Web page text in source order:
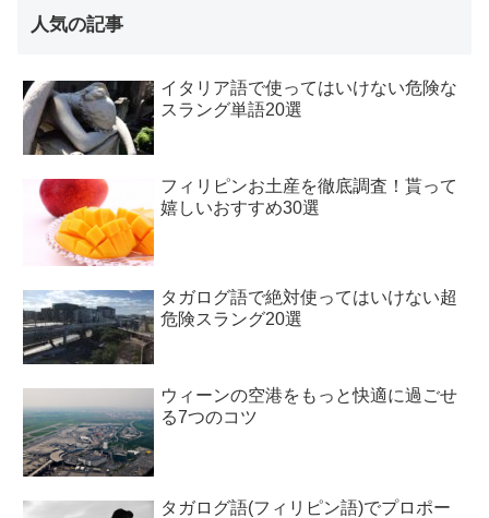
人気の記事
イタリア語で使ってはいけない危険な
スラング単語20選
フィリピンお土産を徹底調査！貰って
嬉しいおすすめ30選
タガログ語で絶対使ってはいけない超
危険スラング20選
ウィーンの空港をもっと快適に過ごせ
る7つのコツ
タガログ語(フィリピン語)でプロポー